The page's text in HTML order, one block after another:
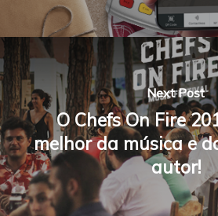
Next Post
O Chefs On Fire
melhor da música e
autor!